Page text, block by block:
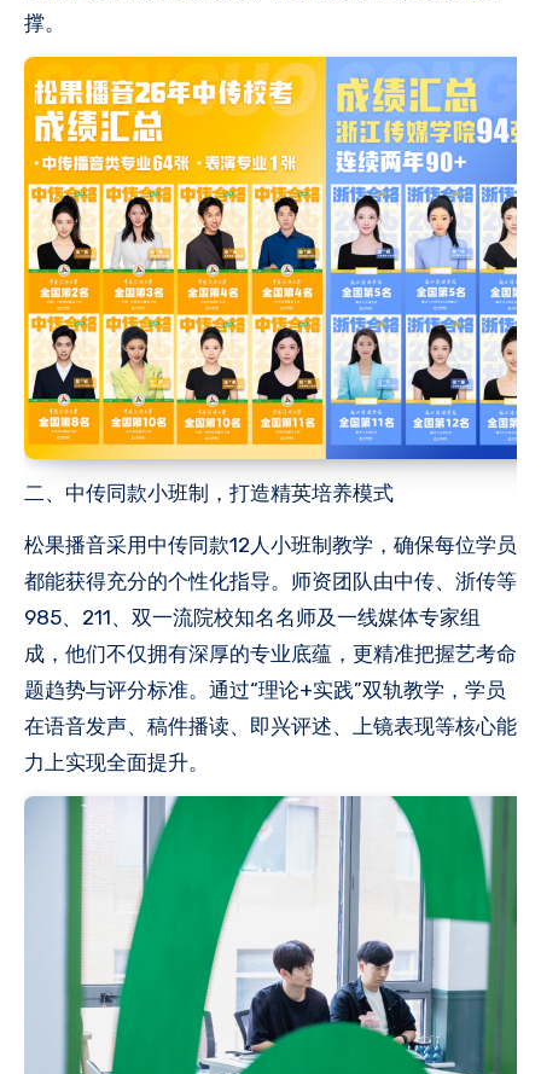
撑。
二、中传同款小班制，打造精英培养模式
松果播音采用中传同款12人小班制教学，确保每位学员
都能获得充分的个性化指导。师资团队由中传、浙传等
985、211、双一流院校知名名师及一线媒体专家组
成，他们不仅拥有深厚的专业底蕴，更精准把握艺考命
题趋势与评分标准。通过“理论+实践”双轨教学，学员
在语音发声、稿件播读、即兴评述、上镜表现等核心能
力上实现全面提升。